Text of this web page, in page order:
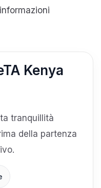
Kenya
tranquillità
della partenza